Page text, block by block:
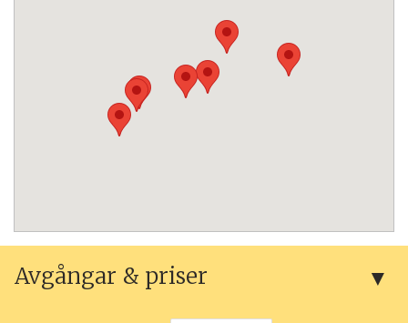
Avgångar & priser